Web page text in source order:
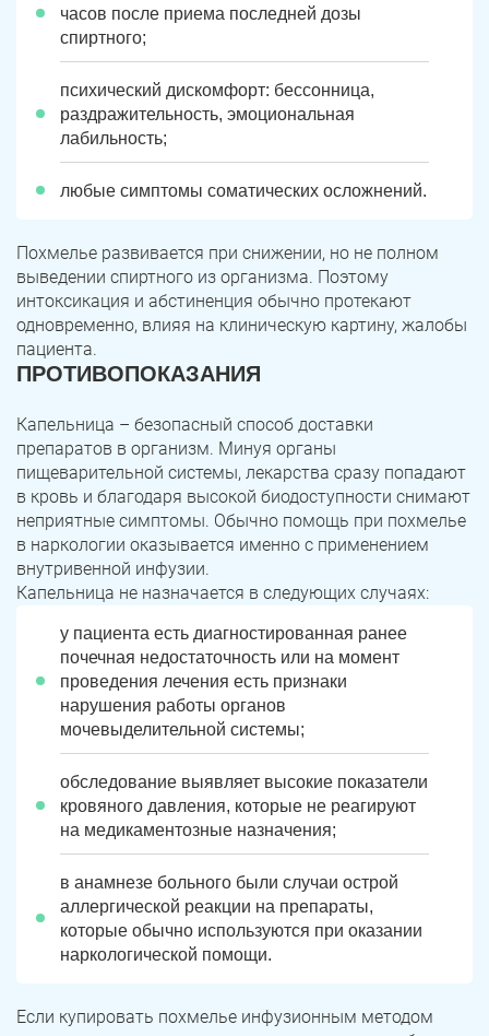
часов после приема последней дозы
спиртного;
психический дискомфорт: бессонница,
раздражительность, эмоциональная
лабильность;
любые симптомы соматических осложнений.
Похмелье развивается при снижении, но не полном
выведении спиртного из организма. Поэтому
интоксикация и абстиненция обычно протекают
одновременно, влияя на клиническую картину, жалобы
пациента.
ПРОТИВОПОКАЗАНИЯ
Капельница – безопасный способ доставки
препаратов в организм. Минуя органы
пищеварительной системы, лекарства сразу попадают
в кровь и благодаря высокой биодоступности снимают
неприятные симптомы. Обычно помощь при похмелье
в наркологии оказывается именно с применением
внутривенной инфузии.
Капельница не назначается в следующих случаях:
у пациента есть диагностированная ранее
почечная недостаточность или на момент
проведения лечения есть признаки
нарушения работы органов
мочевыделительной системы;
обследование выявляет высокие показатели
кровяного давления, которые не реагируют
на медикаментозные назначения;
в анамнезе больного были случаи острой
аллергической реакции на препараты,
которые обычно используются при оказании
наркологической помощи.
Если купировать похмелье инфузионным методом
ПОЛУЧИТЬ ПОМОЩЬ
ЗАДАТЬ ВОПРОС
ПОЛУЧИТЬ ПОМОЩЬ
Касли Роза
Челябинск
Красногорский Нязепетровск
ПОЛУЧИТЬ ПОМОЩЬ